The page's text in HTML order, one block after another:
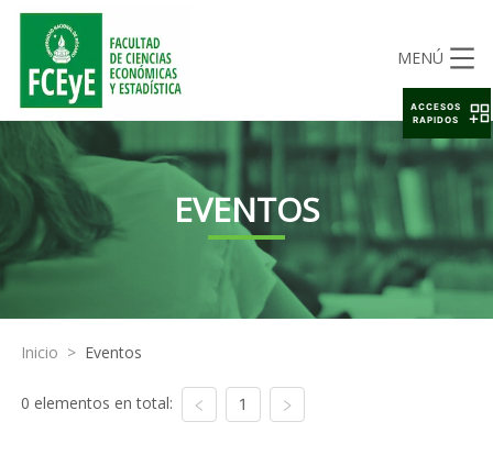
MENÚ
EVENTOS
Inicio > Eventos
0 elementos en total: 1
ACCESOS
RAPIDOS